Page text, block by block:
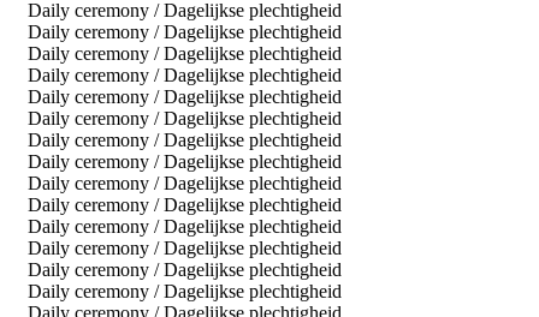
Daily ceremony / Dagelijkse plechtigheid
Daily ceremony / Dagelijkse plechtigheid
Daily ceremony / Dagelijkse plechtigheid
Daily ceremony / Dagelijkse plechtigheid
Daily ceremony / Dagelijkse plechtigheid
Daily ceremony / Dagelijkse plechtigheid
Daily ceremony / Dagelijkse plechtigheid
Daily ceremony / Dagelijkse plechtigheid
Daily ceremony / Dagelijkse plechtigheid
Daily ceremony / Dagelijkse plechtigheid
Daily ceremony / Dagelijkse plechtigheid
Daily ceremony / Dagelijkse plechtigheid
Daily ceremony / Dagelijkse plechtigheid
Daily ceremony / Dagelijkse plechtigheid
Daily ceremony / Dagelijkse plechtigheid